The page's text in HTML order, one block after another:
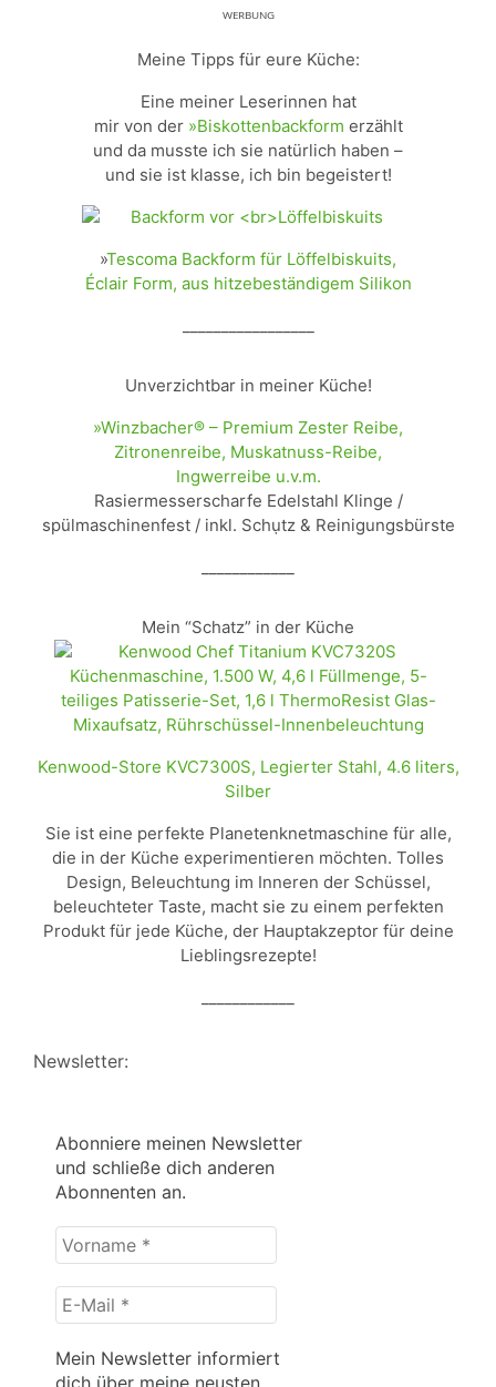
ᵂᴱᴿᴮᵁᴺᴳ
Meine Tipps für eure Küche:
Eine meiner Leserinnen hat
mir von der »Biskottenbackform erzählt
und da musste ich sie natürlich haben –
und sie ist klasse, ich bin begeistert!
»Tescoma Backform für Löffelbiskuits,
Éclair Form, aus hitzebeständigem Silikon
Unverzichtbar in meiner Küche!
»Winzbacher® – Premium Zester Reibe,
Zitronenreibe, Muskatnuss-Reibe,
Ingwerreibe u.v.m.
Rasiermesserscharfe Edelstahl Klinge /
spülmaschinenfest / inkl. Schụtz & Reinigungsbürste
Mein “Schatz” in der Küche
Kenwood-Store KVC7300S, Legierter Stahl, 4.6 liters,
Silber
Sie ist eine perfekte Planetenknetmaschine für alle,
die in der Küche experimentieren möchten. Tolles
Design, Beleuchtung im Inneren der Schüssel,
beleuchteter Taste, macht sie zu einem perfekten
Produkt für jede Küche, der Hauptakzeptor für deine
Lieblingsrezepte!
Newsletter:
Abonniere meinen Newsletter
und schließe dich anderen
Abonnenten an.
Vorname
*
E-
Mail
*
Mein Newsletter informiert